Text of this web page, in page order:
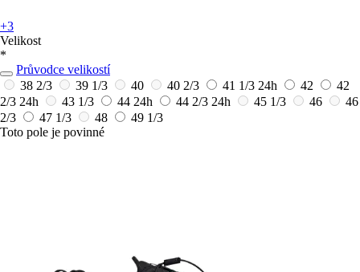
+3
Velikost
*
Průvodce velikostí
38 2/3
39 1/3 40 40 2/3 41 1/3 24h 42
42
2/3 24h 43 1/3 44 24h 44 2/3 24h 45 1/3 46
46
2/3
47 1/3 48
49 1/3
Toto pole je povinné